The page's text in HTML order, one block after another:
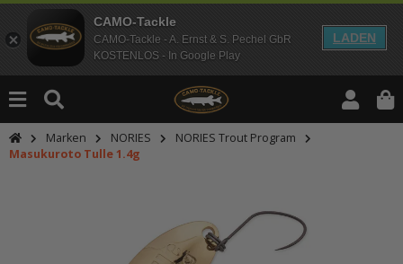
CAMO-Tackle
CAMO-Tackle - A. Ernst & S. Pechel GbR
KOSTENLOS - In Google Play
LADEN
Marken NORIES
NORIES Trout Program
Masukuroto Tulle 1.4g
Möchtest Du Inhalte von
bitte in den Einstellungen zur